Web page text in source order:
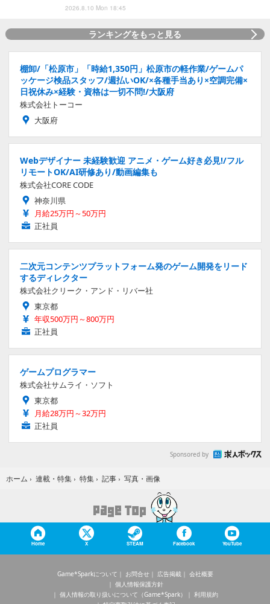
2026.8.10 Mon 18:45
ランキングをもっと見る
棚卸/「松原市」「時給1,350円」松原市の軽作業/ゲームパ
ッケージ検品スタッフ/週払いOK/×各種手当あり×空調完備×
日祝休み×経験・資格は一切不問!/大阪府
株式会社トーコー
大阪府
Webデザイナー 未経験歓迎 アニメ・ゲーム好き必見!/フル
リモートOK/AI研修あり/動画編集も
株式会社CORE CODE
神奈川県
月給25万円～50万円
正社員
二次元コンテンツプラットフォーム発のゲーム開発をリード
するディレクター
株式会社クリーク・アンド・リバー社
東京都
年収500万円～800万円
正社員
ゲームプログラマー
株式会社サムライ・ソフト
東京都
月給28万円～32万円
正社員
Sponsored by
ホーム › 連載・特集 › 特集 › 記事 › 写真・画像
Home X STEAM Facebook YouTube
Game*Sparkについて お問合せ 広告掲載
会社概要
個人情報保護方針
個人情報の取り扱いについて（Game*Spark）
利用規約